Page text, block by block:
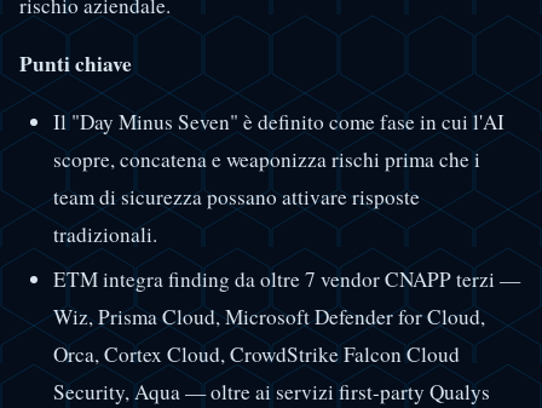
Punti chiave
Il "Day Minus Seven" è definito come fase in cui l'AI
scopre, concatena e weaponizza rischi prima che i
team di sicurezza possano attivare risposte
tradizionali.
ETM integra finding da oltre 7 vendor CNAPP terzi —
Wiz, Prisma Cloud, Microsoft Defender for Cloud,
Orca, Cortex Cloud, CrowdStrike Falcon Cloud
Security, Aqua — oltre ai servizi first-party Qualys